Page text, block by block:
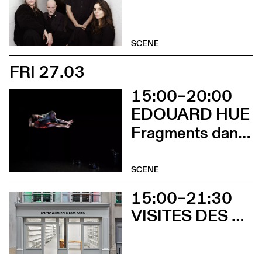
SCENE
FRI 27.03
15:00–20:00
EDOUARD HUE
Fragments dansés
SCENE
15:00–21:30
VISITES DES EXPOSITIONS ET DÉCOUVERTE DU BÂTIMENT